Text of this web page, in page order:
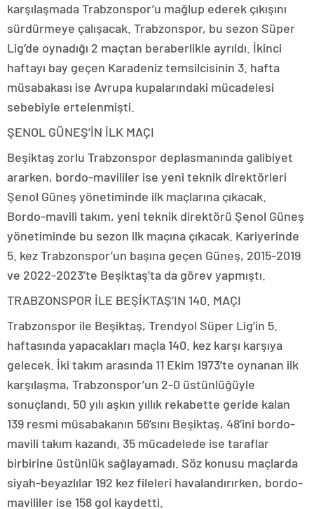
karşılaşmada Trabzonspor’u mağlup ederek çıkışını
sürdürmeye çalışacak. Trabzonspor, bu sezon Süper
Lig’de oynadığı 2 maçtan beraberlikle ayrıldı. İkinci
haftayı bay geçen Karadeniz temsilcisinin 3. hafta
müsabakası ise Avrupa kupalarındaki mücadelesi
sebebiyle ertelenmişti.
ŞENOL GÜNEŞ’İN İLK MAÇI
Beşiktaş zorlu Trabzonspor deplasmanında galibiyet
ararken, bordo-mavililer ise yeni teknik direktörleri
Şenol Güneş yönetiminde ilk maçlarına çıkacak.
Bordo-mavili takım, yeni teknik direktörü Şenol Güneş
yönetiminde bu sezon ilk maçına çıkacak. Kariyerinde
5. kez Trabzonspor’un başına geçen Güneş, 2015-2019
ve 2022-2023’te Beşiktaş’ta da görev yapmıştı.
TRABZONSPOR İLE BEŞİKTAŞ’IN 140. MAÇI
Trabzonspor ile Beşiktaş, Trendyol Süper Lig’in 5.
haftasında yapacakları maçla 140. kez karşı karşıya
gelecek. İki takım arasında 11 Ekim 1973’te oynanan ilk
karşılaşma, Trabzonspor’un 2-0 üstünlüğüyle
sonuçlandı. 50 yılı aşkın yıllık rekabette geride kalan
139 resmi müsabakanın 56’sını Beşiktaş, 48’ini bordo-
mavili takım kazandı. 35 mücadelede ise taraflar
birbirine üstünlük sağlayamadı. Söz konusu maçlarda
siyah-beyazlılar 192 kez fileleri havalandırırken, bordo-
mavililer ise 158 gol kaydetti.